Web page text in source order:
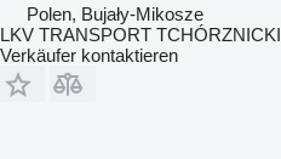
Polen, Bujały-Mikosze
LKV TRANSPORT TCHÓRZNICKI
Verkäufer kontaktieren